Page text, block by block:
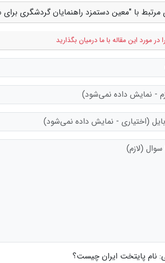
با "معین دستمزد راهنمایان گردشگری برای
در مورد این مقاله با ما درمیان بگذارید
نام پایتخت ایران چیست؟